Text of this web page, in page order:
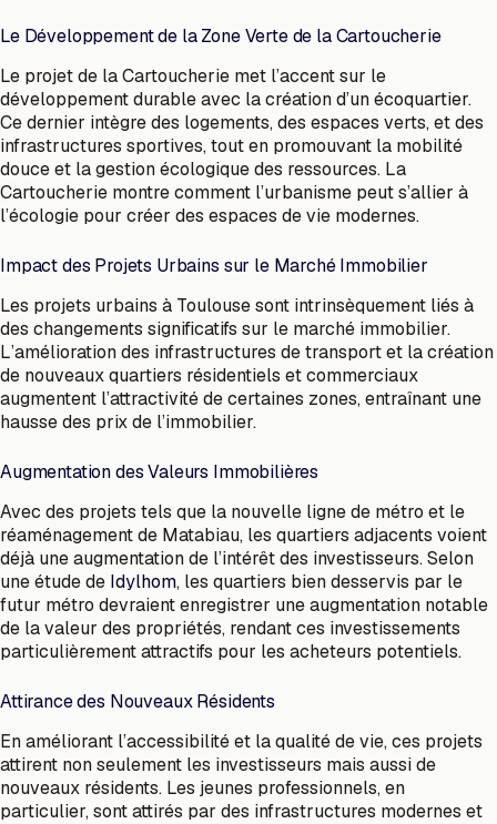
Le Développement de la Zone Verte de la Cartoucherie
Le projet de la Cartoucherie met l’accent sur le
développement durable avec la création d’un écoquartier.
Ce dernier intègre des logements, des espaces verts, et des
infrastructures sportives, tout en promouvant la mobilité
douce et la gestion écologique des ressources. La
Cartoucherie montre comment l’urbanisme peut s’allier à
l’écologie pour créer des espaces de vie modernes.
Impact des Projets Urbains sur le Marché Immobilier
Les projets urbains à Toulouse sont intrinsèquement liés à
des changements significatifs sur le marché immobilier.
L’amélioration des infrastructures de transport et la création
de nouveaux quartiers résidentiels et commerciaux
augmentent l’attractivité de certaines zones, entraînant une
hausse des prix de l’immobilier.
Augmentation des Valeurs Immobilières
Avec des projets tels que la nouvelle ligne de métro et le
réaménagement de Matabiau, les quartiers adjacents voient
déjà une augmentation de l’intérêt des investisseurs. Selon
une étude de Idylhom, les quartiers bien desservis par le
futur métro devraient enregistrer une augmentation notable
de la valeur des propriétés, rendant ces investissements
particulièrement attractifs pour les acheteurs potentiels.
Attirance des Nouveaux Résidents
En améliorant l’accessibilité et la qualité de vie, ces projets
attirent non seulement les investisseurs mais aussi de
nouveaux résidents. Les jeunes professionnels, en
particulier, sont attirés par des infrastructures modernes et